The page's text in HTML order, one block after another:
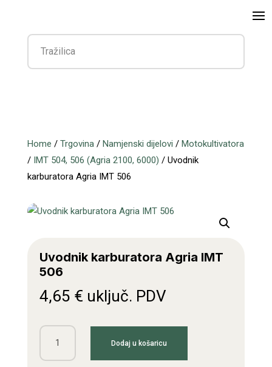
Home / Trgovina/ Namjenski dijelovi / Motokultivatora
/ IMT 504, 506 (Agria 2100, 6000) / Uvodnik
karburatora Agria IMT 506
Uvodnik karburatora Agria IMT
506
4,65 € uključ. PDV
Uvodnik
karburatora
Dodaj u košaricu